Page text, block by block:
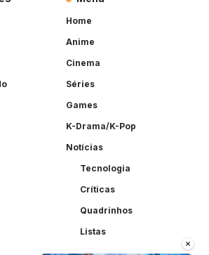
×
Home
Anime
Cinema
Séries
Games
K-Drama/K-Pop
Notícias
Tecnologia
Críticas
Quadrinhos
Listas